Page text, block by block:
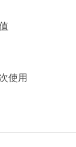
使用